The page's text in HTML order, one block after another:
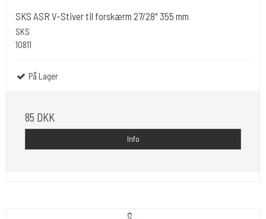
SKS ASR V-Stiver til forskærm 27/28" 355 mm
SKS
10811
På Lager
85 DKK
Info